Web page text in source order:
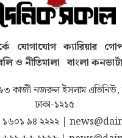
যোগাযোগ ক্যারিয়ার
ও নীতিমালা বাংলা
৯৩ কাজী নজরুল ইসলাম
ঢাকা-১২১৫
৯৪ ২২২২|